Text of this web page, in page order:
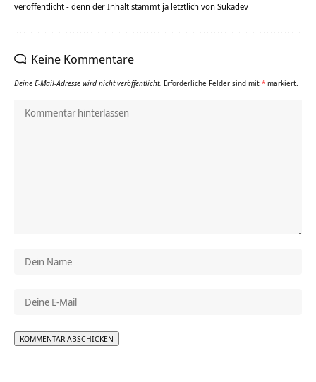
veröffentlicht - denn der Inhalt stammt ja letztlich von Sukadev
Keine Kommentare
Deine E-Mail-Adresse wird nicht veröffentlicht. Erforderliche Felder sind mit * markiert.